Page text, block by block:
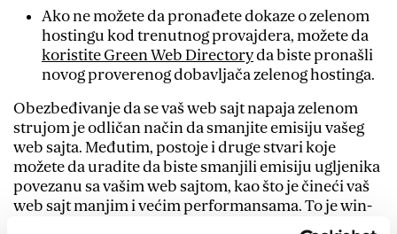
Ako ne možete da pronađete dokaze o zelenom
hostingu kod trenutnog provajdera, možete da
koristite Green Web Directoryda biste pronašli
novog proverenog dobavljača zelenog hostinga.
Obezbeđivanje da se vaš web sajt napaja zelenom
strujom je odličan način da smanjite emisiju vašeg
web sajta. Međutim, postoje i druge stvari koje
možete da uradite da biste smanjili emisiju ugljenika
povezanu sa vašim web sajtom, kao što je čineći vaš
web sajt manjim i većim performansama. To je win-